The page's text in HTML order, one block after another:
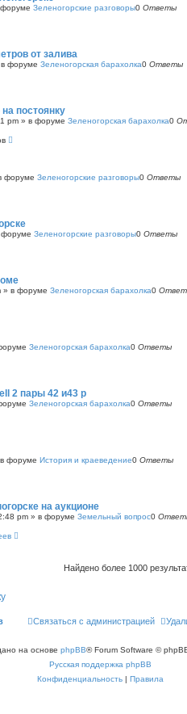
Зеленогорские разговоры0 Ответы
от залива
форуме Зеленогорская барахолка0 Ответы
постоянку
pm » в форуме Зеленогорская барахолка0
форуме Зеленогорские разговоры0 Ответы
форуме Зеленогорские разговоры0 Ответы
» в форуме Зеленогорская барахолка0
Зеленогорская барахолка0 Ответы
2 пары 42 и43 р
Зеленогорская барахолка0 Ответы
форуме История и краеведение0 Ответы
на аукционе
pm » в форуме Земельный вопрос0
Найдено более 1000
Связаться с администрацией
на основе phpBB® Forum Software ©
Русская поддержка phpBB
Конфиденциальность | Правила